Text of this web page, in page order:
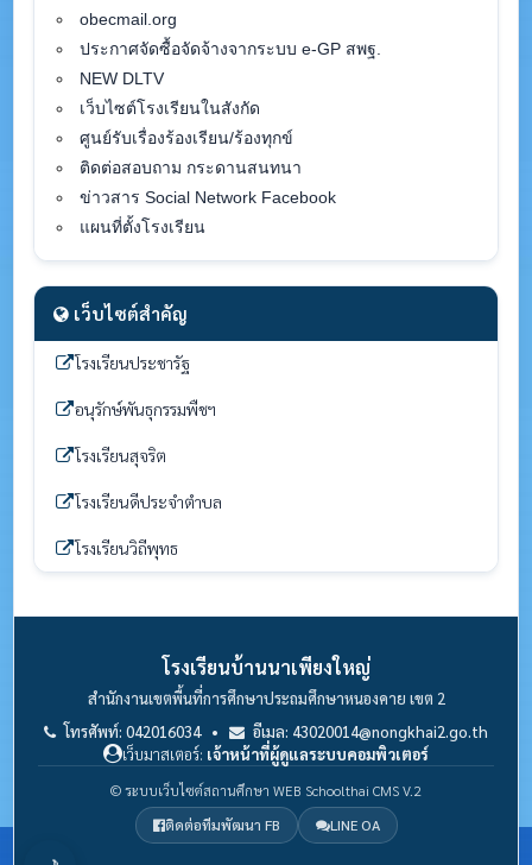
obecmail.org
ประกาศจัดซื้อจัดจ้างจากระบบ e-GP สพฐ.
NEW DLTV
เว็บไซต์โรงเรียนในสังกัด
ศูนย์รับเรื่องร้องเรียน/ร้องทุกข์
ติดต่อสอบถาม กระดานสนทนา
ข่าวสาร Social Network Facebook
แผนที่ตั้งโรงเรียน
เว็บไซต์สำคัญ
โรงเรียนประชารัฐ
อนุรักษ์พันธุกรรมพืชฯ
โรงเรียนสุจริต
โรงเรียนดีประจำตำบล
โรงเรียนวิถีพุทธ
โรงเรียนบ้านนาเพียงใหญ่
สำนักงานเขตพื้นที่การศึกษาประถมศึกษาหนองคาย เขต 2
โทรศัพท์: 042016034 •
อีเมล: 43020014@nongkhai2.go.th
เว็บมาสเตอร์: เจ้าหน้าที่ผู้ดูแลระบบคอมพิวเตอร์
© ระบบเว็บไซต์สถานศึกษา WEB Schoolthai CMS V.2
ติดต่อทีมพัฒนา FB
LINE OA